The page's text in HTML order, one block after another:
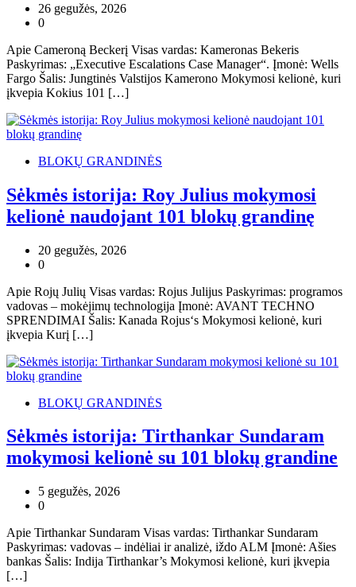
26 gegužės, 2026
0
Apie Cameroną Beckerį Visas vardas: Kameronas Bekeris
Paskyrimas: „Executive Escalations Case Manager“. Įmonė: Wells
Fargo Šalis: Jungtinės Valstijos Kamerono Mokymosi kelionė, kuri
įkvepia Kokius 101 […]
BLOKŲ GRANDINĖS
Sėkmės istorija: Roy Julius mokymosi
kelionė naudojant 101 blokų grandinę
20 gegužės, 2026
0
Apie Rojų Julių Visas vardas: Rojus Julijus Paskyrimas: programos
vadovas – mokėjimų technologija Įmonė: AVANT TECHNO
SPRENDIMAI Šalis: Kanada Rojus‘s Mokymosi kelionė, kuri
įkvepia Kurį […]
BLOKŲ GRANDINĖS
Sėkmės istorija: Tirthankar Sundaram
mokymosi kelionė su 101 blokų grandine
5 gegužės, 2026
0
Apie Tirthankar Sundaram Visas vardas: Tirthankar Sundaram
Paskyrimas: vadovas – indėliai ir analizė, iždo ALM Įmonė: Ašies
bankas Šalis: Indija Tirthankar’s Mokymosi kelionė, kuri įkvepia
[…]